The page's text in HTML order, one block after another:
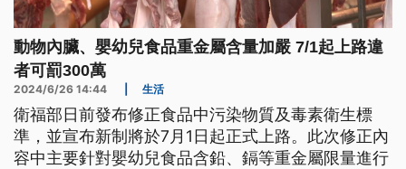
動物內臟、嬰幼兒食品重金屬含量加嚴 7/1起上路違
者可罰300萬
2024/6/26 14:44 生活
衛福部日前發布修正食品中污染物質及毒素衛生標
準，並宣布新制將於7月1日起正式上路。此次修正內
容中主要針對嬰幼兒食品含鉛、鎘等重金屬限量進行